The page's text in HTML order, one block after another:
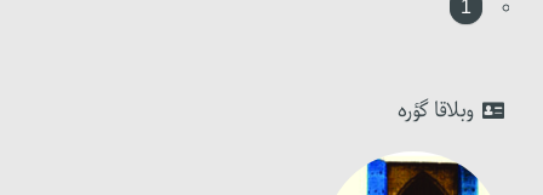
1
وبلاقا گؤره